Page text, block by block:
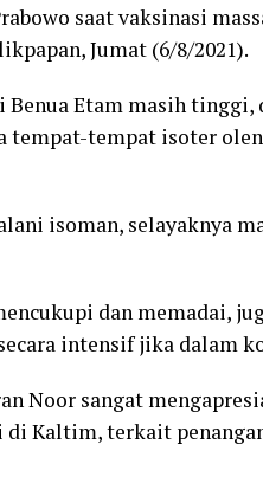
saat vaksinasi
Jumat (6/8/2021).
Etam masih tinggi,
tempat-tempat isoter
isoman, selayaknya
dan memadai,
intensif jika dalam
Noor sangat
Kaltim, terkait